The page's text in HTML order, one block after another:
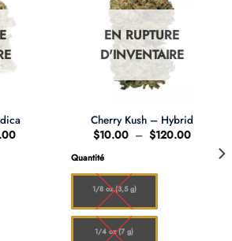
Plage
EN RUPTURE
D'INVENTAIRE
Cherry Kush – Hybrid
$10.00 – $120.00Plage
$10.00
Quantité
1/8 oz (3,5 g)
1/4 oz (7 g)